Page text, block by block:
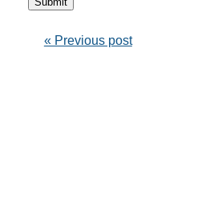
« Previous post